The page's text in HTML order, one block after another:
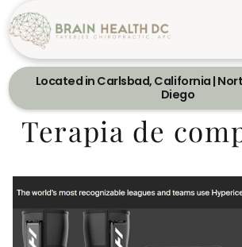
Located in Carlsbad, California |
Diego
Terapia de